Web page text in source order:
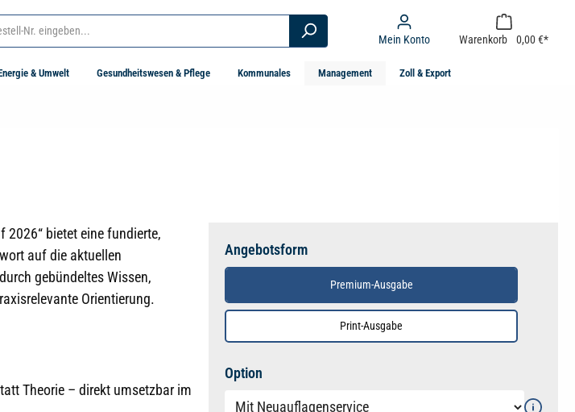
Mein Konto Warenkorb 0,00 €*
& Umwelt Gesundheitswesen & Pflege Kommunales Management Zoll & Export
2026“ bietet eine fundierte,
auf die aktuellen
gebündeltes Wissen,
Orientierung.
Theorie – direkt umsetzbar im
Angebotsform
Premium-Ausgabe
Print-Ausgabe
Option